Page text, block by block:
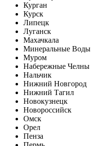
Курган
Курск
Липецк
Луганск
Махачкала
Минеральные Воды
Муром
Набережные Челны
Нальчик
Нижний Новгород
Нижний Тагил
Новокузнецк
Новороссийск
Омск
Орел
Пенза